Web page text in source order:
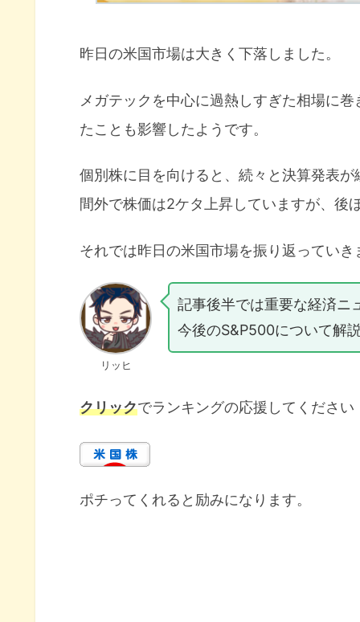
昨日の米国市場は大きく下落しました。
メガテックを中心に過熱しすぎた相場に
たことも影響したようです。
個別株に目を向けると、続々と決算発表
間外で株価は2ケタ上昇していますが、後
それでは昨日の米国市場を振り返っていき
リッヒ
記事後半では重要な経済ニ
今後のS&P500について解
クリックでランキングの応援してください
ポチってくれると励みになります。